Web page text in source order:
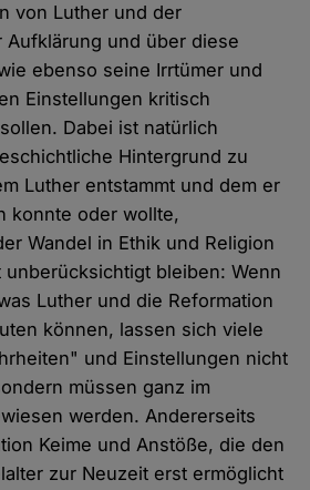
von Luther und der
Aufklärung und über diese
ebenso seine Irrtümer und
Einstellungen kritisch
Dabei ist natürlich
Hintergrund zu
Luther entstammt und dem er
konnte oder wollte,
Wandel in Ethik und Religion
bleiben: Wenn
Luther und die Reformation
können, lassen sich viele
und Einstellungen nicht
müssen ganz im
werden. Andererseits
Keime und Anstöße, die den
zur Neuzeit erst ermöglicht